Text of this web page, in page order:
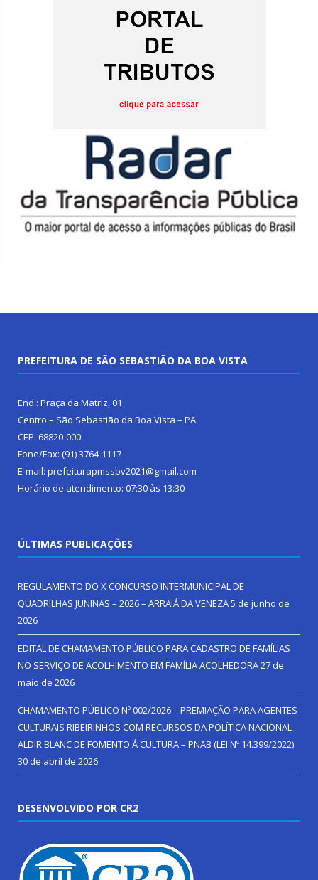
PREFEITURA DE SÃO SEBASTIÃO DA BOA VISTA
End.: Praça da Matriz, 01
Centro – São Sebastião da Boa Vista – PA
CEP: 68820-000
Fone/Fax: (91) 3764-1117
E-mail: prefeiturapmssbv2021@gmail.com
Horário de atendimento: 07:30 às 13:30
ÚLTIMAS PUBLICAÇÕES
REGULAMENTO DO X CONCURSO INTERMUNICIPAL DE
QUADRILHAS JUNINAS – 2026 – ARRAIÁ DA VENEZA5 de junho de
2026
EDITAL DE CHAMAMENTO PÚBLICO PARA CADASTRO DE FAMÍLIAS
NO SERVIÇO DE ACOLHIMENTO EM FAMÍLIA ACOLHEDORA27 de
maio de 2026
CHAMAMENTO PÚBLICO Nº 002/2026 – PREMIAÇÃO PARA AGENTES
CULTURAIS RIBEIRINHOS COM RECURSOS DA POLÍTICA NACIONAL
ALDIR BLANC DE FOMENTO Á CULTURA – PNAB (LEI Nº 14.399/2022)
30 de abril de 2026
DESENVOLVIDO POR CR2